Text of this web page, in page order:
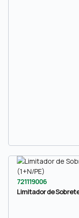
721119006
Limitador de